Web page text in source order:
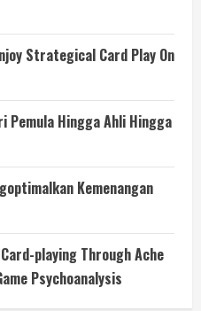
Strategical Card Play On
Pemula Hingga Ahli Hingga
Kemenangan
playing Through Ache
Psychoanalysis